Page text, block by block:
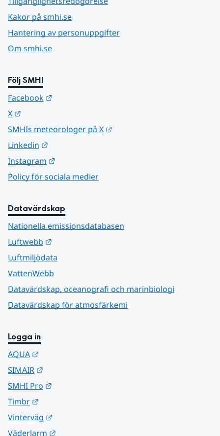
Kakor på smhi.se
Hantering av personuppgifter
Om smhi.se
Följ SMHI
Facebook
X
SMHIs meteorologer på X
Linkedin
Instagram
Policy för sociala medier
Datavärdskap
Nationella emissionsdatabasen
Luftwebb
Luftmiljödata
VattenWebb
Datavärdskap, oceanografi och marinbiologi
Datavärdskap för atmosfärkemi
Logga in
AQUA
SIMAIR
SMHI Pro
Timbr
Vinterväg
Väderlarm